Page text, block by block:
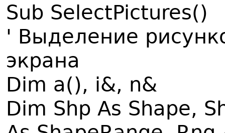
Sub SelectPictures()
' Выделение
экрана
Dim a(), i&, n&
Dim Shp As Shape,